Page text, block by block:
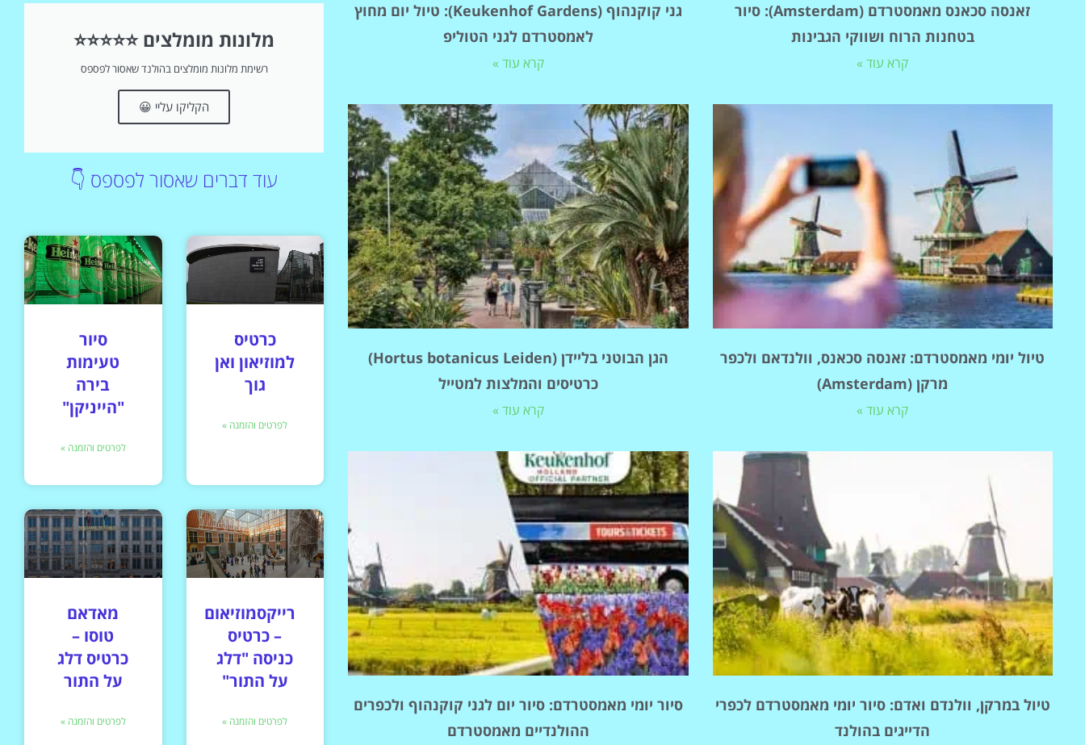
זאנסה סכאנס מאמסטרדם (Amsterdam): סיור
בטחנות הרוח ושווקי הגבינות
קרא עוד »
גני קוקנהוף (Keukenhof Gardens): טיול יום מחוץ
לאמסטרדם לגני הטוליפ
קרא עוד »
טיול יומי מאמסטרדם: זאנסה סכאנס, וולנדאם ולכפר
מרקן (Amsterdam)
קרא עוד »
הגן הבוטני בליידן (Hortus botanicus Leiden)
כרטיסים והמלצות למטייל
קרא עוד »
טיול במרקן, וולנדם ואדם: סיור יומי מאמסטרדם לכפרי
הדייגים בהולנד
סיור יומי מאמסטרדם: סיור יום לגני קוקנהוף ולכפרים
ההולנדיים מאמסטרדם
מלונות מומלצים ⭐⭐⭐⭐⭐
רשימת מלונות מומלצים בהולנד שאסור לפספס
הקליקו עליי 😀
עוד דברים שאסור לפספס 👇
כרטיס
למוזיאון ואן
גוך
לפרטים והזמנה »
סיור
טעימות
בירה
"הייניקן"
לפרטים והזמנה »
רייקסמוזיאום
– כרטיס
כניסה "דלג
על התור"
לפרטים והזמנה »
מאדאם
טוסו –
כרטיס דלג
על התור
לפרטים והזמנה »